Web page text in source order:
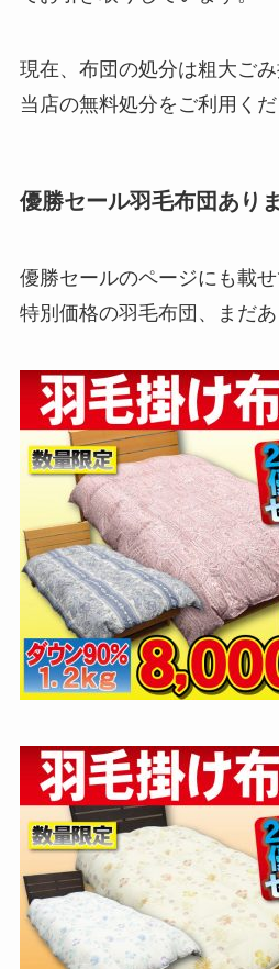
現在、布団の処分は粗大ごみ
当店の無料処分をご利用くだ
優勝セール羽毛布団あり
優勝セールのページにも載せ
特別価格の羽毛布団、まだあ